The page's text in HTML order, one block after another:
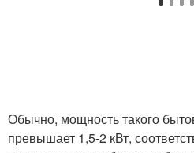
Обычно, мощность такого
превышает 1,5-2 кВт,